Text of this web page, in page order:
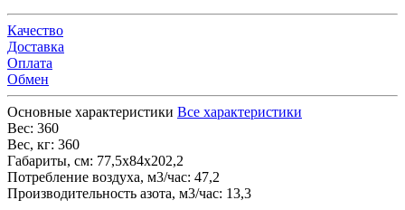
Качество
Доставка
Оплата
Обмен
Основные характеристики Все характеристики
Вес: 360
Вес, кг: 360
Габариты, см: 77,5х84х202,2
Потребление воздуха, м3/час: 47,2
Производительность азота, м3/час: 13,3